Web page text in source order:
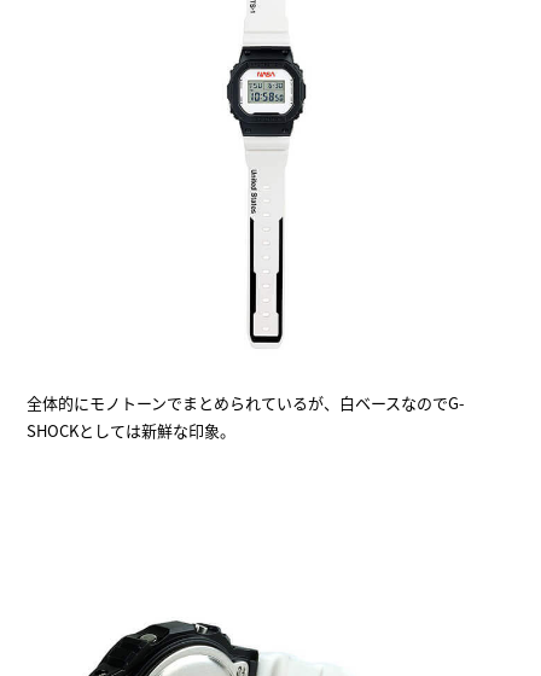
全体的にモノトーンでまとめられているが、白ベースなのでG-
SHOCKとしては新鮮な印象。